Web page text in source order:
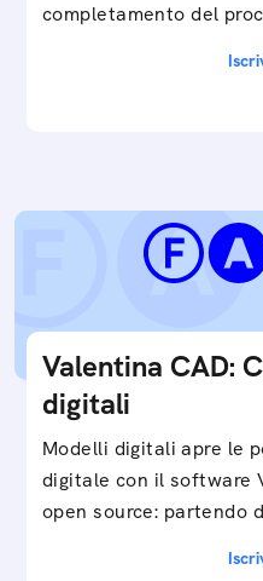
completamento del
Valentina CAD:
digitali
Modelli digitali apre le
digitale con il software
open source: partendo